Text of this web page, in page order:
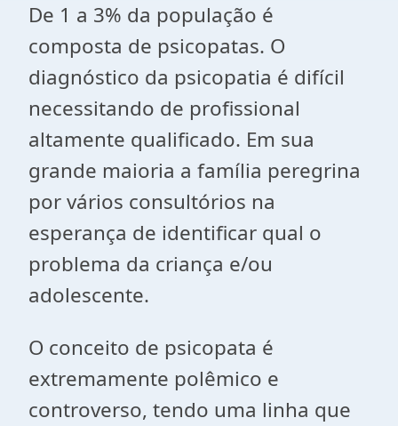
De 1 a 3% da população é
composta de psicopatas. O
diagnóstico da psicopatia é difícil
necessitando de profissional
altamente qualificado. Em sua
grande maioria a família peregrina
por vários consultórios na
esperança de identificar qual o
problema da criança e/ou
adolescente.
O conceito de psicopata é
extremamente polêmico e
controverso, tendo uma linha que